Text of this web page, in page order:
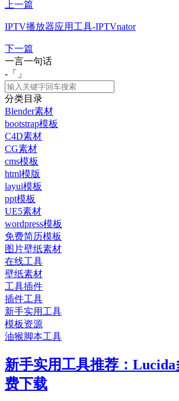
上一篇
IPTV播放器应用工具-IPTVnator
下一篇
一言一句话
-「
」
分类目录
Blender素材
bootstrap模板
C4D素材
CG素材
cms模板
html模版
layui模板
ppt模板
UE5素材
wordpress模板
免费简历模板
图片壁纸素材
在线工具
壁纸素材
工具插件
插件工具
新手实用工具
模板资源
油猴脚本工具
新手实用工具推荐：
费下载